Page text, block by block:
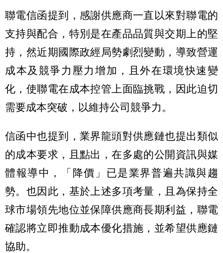
聯電信函提到，感謝供應商一直以來對聯電的
支持與配合，特別是在產品品質與交期上的堅
持，然近期國際政經局勢劇烈變動，導致營運
成本及競爭力壓力增加，且外在環境快速變
化，使聯電在成本控管上面臨挑戰，因此迫切
需要成本突破，以維持公司競爭力。
信函中也提到，業界龍頭對供應鏈也提出類似
的成本要求，且點出，在多處的公開資訊與媒
體報導中，「降價」已是業界普遍共識與趨
勢。也因此，基於上述多項考量，且為保持全
球市場領先地位並保障供應商長期利益，聯電
確認將立即推動成本優化措施，並希望供應鏈
協助。